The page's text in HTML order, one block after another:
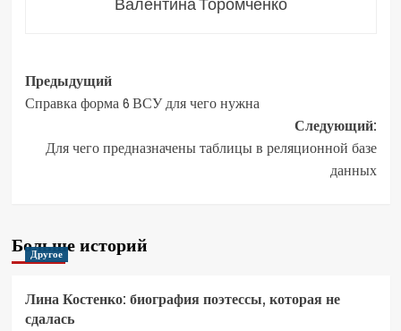
Навигация
записи
Предыдущий
Справка форма 6 ВСУ для чего нужна
Следующий:
Для чего предназначены таблицы в реляционной базе
данных
Больше историй
Другое
Лина Костенко: биография поэтессы, которая не
сдалась